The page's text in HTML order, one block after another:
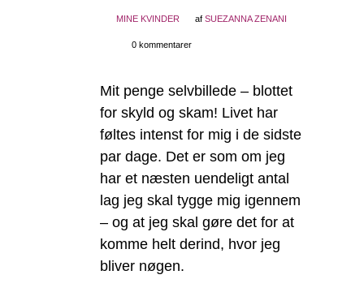
MINE KVINDER af SUEZANNA ZENANI
0 kommentarer
Mit penge selvbillede – blottet
for skyld og skam! Livet har
føltes intenst for mig i de sidste
par dage. Det er som om jeg
har et næsten uendeligt antal
lag jeg skal tygge mig igennem
– og at jeg skal gøre det for at
komme helt derind, hvor jeg
bliver nøgen.